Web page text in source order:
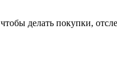
делать покупки,